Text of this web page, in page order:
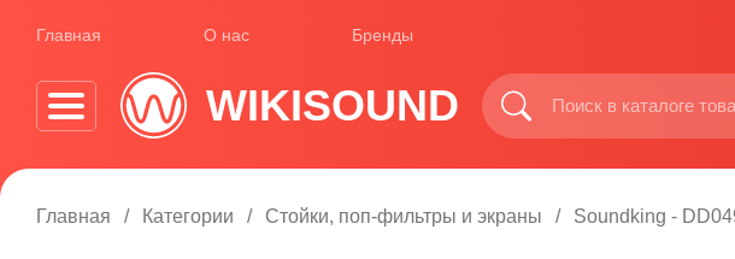
Главная О нас Бренды
WIKISOUND
Главная Категории Стойки, поп-фильтры и экраны Soundking -